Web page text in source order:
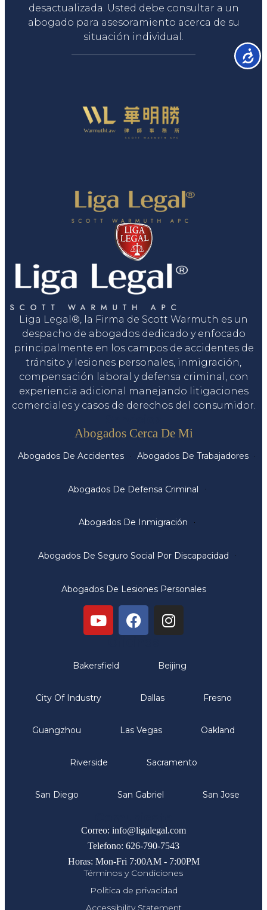
desactualizada. Usted debe consultar a un
abogado para asesoramiento acerca de su
situación individual.
Liga Legal®, la Firma de Scott Warmuth es un
despacho de abogados dedicado y enfocado
principalmente en los campos de accidentes de
tránsito y lesiones personales, inmigración,
compensación laboral y defensa criminal, con
experiencia adicional manejando litigaciones
comerciales y casos de derechos del consumidor.
Abogados Cerca De Mi
Abogados De Accidentes Abogados De Trabajadores
Abogados De Defensa Criminal
Abogados De Inmigración
Abogados De Seguro Social Por Discapacidad
Abogados De Lesiones Personales
Bakersfield Beijing
City Of Industry Dallas Fresno
Guangzhou Las Vegas Oakland
Riverside Sacramento
San Diego San Gabriel San Jose
Correo: info@ligalegal.com
Telefono: 626-790-7543
Horas: Mon-Fri 7:00AM - 7:00PM
Términos y Condiciones
Política de privacidad
Accessibility Statement